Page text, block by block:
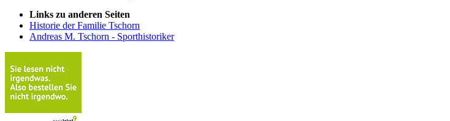
Links zu anderen Seiten
Historie der Familie Tschorn
Andreas M. Tschorn - Sporthistoriker